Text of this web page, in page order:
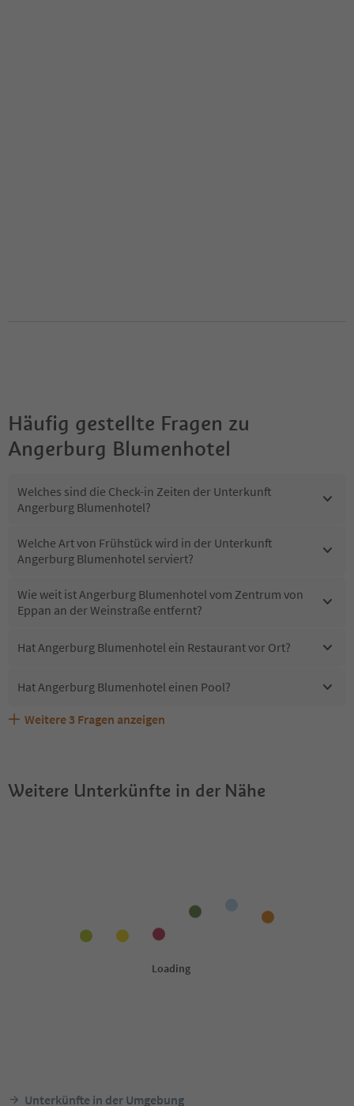
Häufig gestellte Fragen zu
Angerburg Blumenhotel
Welches sind die Check-in Zeiten der Unterkunft
Angerburg Blumenhotel?
Welche Art von Frühstück wird in der Unterkunft
Angerburg Blumenhotel serviert?
Wie weit ist Angerburg Blumenhotel vom Zentrum von
Eppan an der Weinstraße entfernt?
Hat Angerburg Blumenhotel ein Restaurant vor Ort?
Hat Angerburg Blumenhotel einen Pool?
Sind Haustiere in der Unterkunft Angerburg
Welche Services bietet Angerburg Blumenhotel?
Erhalten die Gäste von Angerburg Blumenhotel einen
Weitere 3 Fragen anzeigen
Weitere Unterkünfte in der Nähe
Unterkünfte in der Umgebung